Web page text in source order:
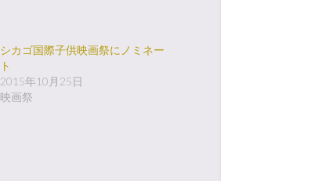
シカゴ国際子供映画祭にノミネー
ト
2015年10月25日
映画祭